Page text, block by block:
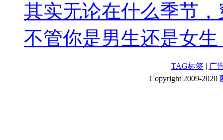
其实无论在什么季节
不管你是男生还是女
TAG标签 | 广
Copyright 2009-2020